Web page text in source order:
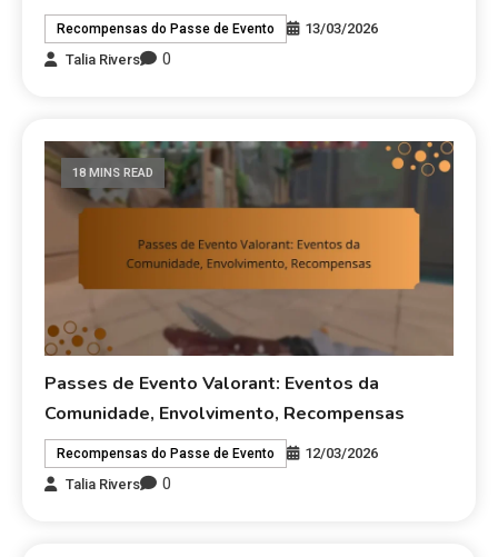
Recompensas do Passe de Evento
13/03/2026
Talia Rivers
0
18 MINS READ
Passes de Evento Valorant: Eventos da
Comunidade, Envolvimento, Recompensas
Recompensas do Passe de Evento
12/03/2026
Talia Rivers
0